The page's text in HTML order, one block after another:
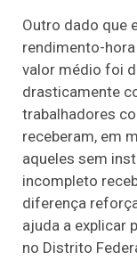
Outro dado que
rendimento-
valor médio foi
drasticamente
trabalhadores
receberam, em
aqueles sem
incompleto
diferença
ajuda a explicar
no Distrito